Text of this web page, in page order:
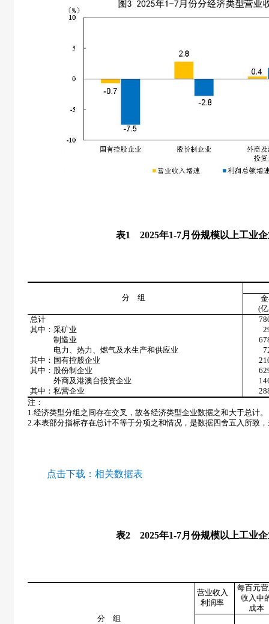
表1 2025年1-7月份规模以上工业
分 组
(
总计
其中：采矿业
制造业
电力、热力、燃气及水生产和供应业
其中：国有控股企业
其中：股份制企业
外商及港澳台投资企业
其中：私营企业
注：
1.经济类型分组之间存在交叉，故各经济类型企业数据之和大于总计。
2.本表部分指标存在总计不等于分项之和情况，是数据四舍五入所致
点击下载： 相关数据表
表2 2025年1-7月份规模以上工业
分 组
营业收入
利润率
每百元
收入中
成本